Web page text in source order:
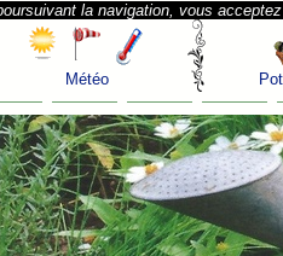
la navigation, vous
Météo